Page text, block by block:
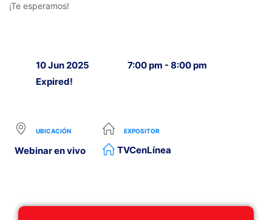
¡Te esperamos!
10 Jun 2025
Expired!
7:00 pm - 8:00 pm
UBICACIÓN
Webinar en vivo
EXPOSITOR
TVCenLínea